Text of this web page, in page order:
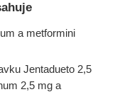
a metformini
Jentadueto 2,5
2,5 mg a